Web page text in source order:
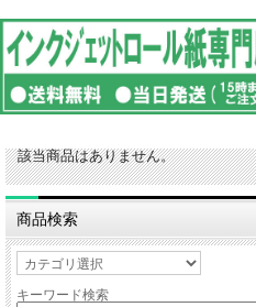
該当商品はありません。
商品検索
キーワード検索